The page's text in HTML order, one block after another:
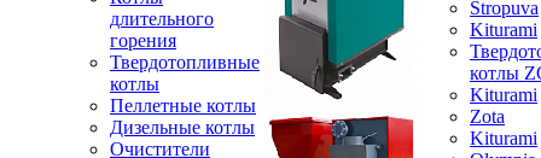
длительного
горения
Твердотопливные
котлы
Пеллетные котлы
Дизельные котлы
Очистители
Stropuva
Kiturami
котлы
Kiturami
Zota
Kiturami